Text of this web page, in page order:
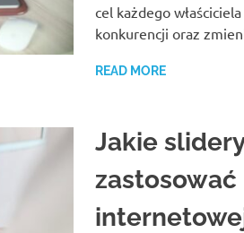
cel każdego
konkurencji oraz
READ MORE
Jakie